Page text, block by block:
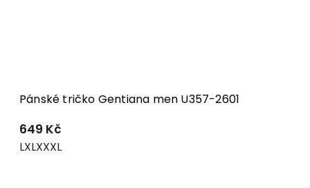
Pánské tričko Gentiana men U357-2601
649 Kč
LXLXXXL